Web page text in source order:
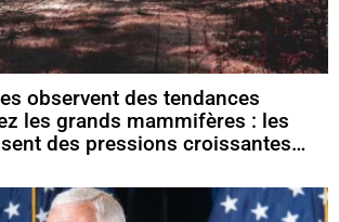
observent des tendances
les grands mammifères : les
des pressions croissantes…